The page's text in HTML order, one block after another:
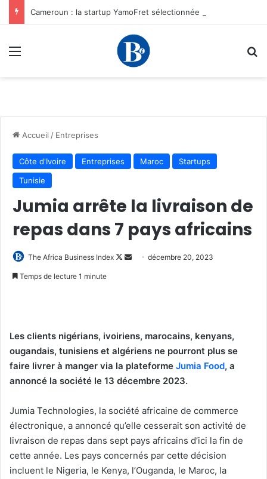
Menu
Accueil / Entreprises
Côte d'Ivoire Entreprises Maroc
Startups
Tunisie
Jumia arrête la livraison de
repas dans 7 pays africains
The Africa Business Index
Follow
Envoyerdécembre 20, 2023
Temps de lecture 1 minute
Les clients nigérians, ivoiriens, marocains, kenyans,
ougandais, tunisiens et algériens ne pourront plus se
faire livrer à manger via la plateforme Jumia Food, a
annoncé la société le 13 décembre 2023.
Jumia Technologies, la société africaine de commerce
électronique, a annoncé qu’elle cesserait son activité de
livraison de repas dans sept pays africains d’ici la fin de
cette année. Les pays concernés par cette décision
incluent le Nigeria, le Kenya, l’Ouganda, le Maroc, la